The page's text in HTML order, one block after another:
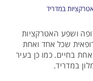
במדריד
ושפע האטרקציות
שכל אחד ואחת
בחיים. כמו כן בעיר
במדריד.